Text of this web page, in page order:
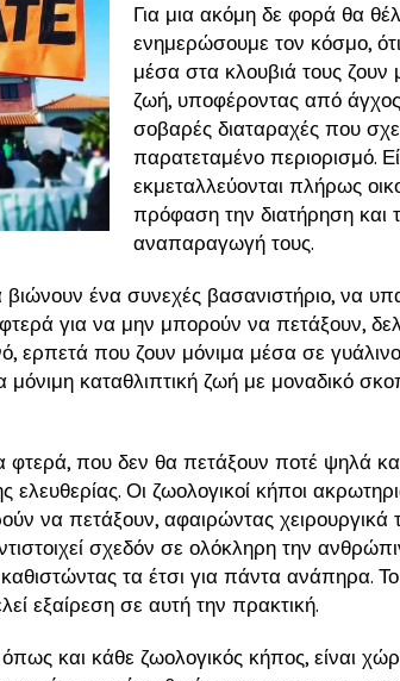
Για μια ακόμη δε φορά θα
ενημερώσουμε τον κόσμο,
μέσα στα κλουβιά τους ζουν
ζωή, υποφέροντας από
σοβαρές διαταραχές που
παρατεταμένο περιορισμό.
εκμεταλλεύονται πλήρως
πρόφαση την διατήρηση και
αναπαραγωγή τους.
βιώνουν ένα συνεχές βασανιστήριο, να
για να μην μπορούν να πετάξουν,
ερπετά που ζουν μόνιμα μέσα σε
καταθλιπτική ζωή με μοναδικό
που δεν θα πετάξουν ποτέ ψηλά
ελευθερίας. Οι ζωολογικοί κήποι
να πετάξουν, αφαιρώντας χειρουργικά
σχεδόν σε ολόκληρη την
τα έτσι για πάντα ανάπηρα. Το
εξαίρεση σε αυτή την πρακτική.
και κάθε ζωολογικός κήπος, είναι